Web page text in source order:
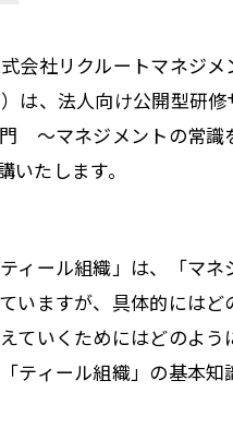
会社リクルートマネジ
は、法人向け公開型研
～マネジメントの常識
たします。
ィール組織」は、「マ
いますが、具体的には
ていくためにはどのよう
ティール組織」の基本